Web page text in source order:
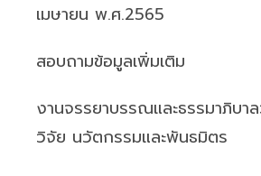
เมษายน พ.ศ.2565
สอบถามข้อมูลเพิ่มเติม
งานจรรยาบรรณและธรรมาภิบา
วิจัย นวัตกรรมและพันธมิตร